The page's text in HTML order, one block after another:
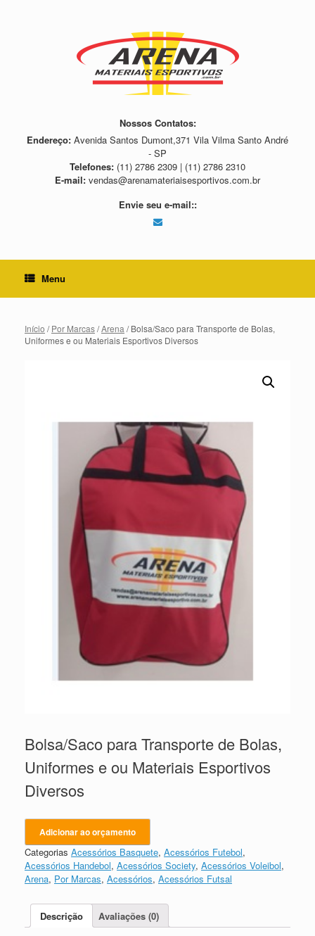
Nossos Contatos:
Endereço: Avenida Santos Dumont,371 Vila Vilma Santo André
- SP
Telefones: (11) 2786 2309 | (11) 2786 2310
E-mail: vendas@arenamateriaisesportivos.com.br
Envie seu e-mail::
Menu
Início /Por Marcas/Arena / Bolsa/Saco para Transporte de Bolas,
Uniformes e ou Materiais Esportivos Diversos
Bolsa/Saco para Transporte de Bolas,
Uniformes e ou Materiais Esportivos
Diversos
Adicionar ao orçamento
Categorias Acessórios Basquete, Acessórios Futebol,
Acessórios Handebol, Acessórios Society, Acessórios Voleibol,
Arena, Por Marcas, Acessórios, Acessórios Futsal
Descrição Avaliações (0)